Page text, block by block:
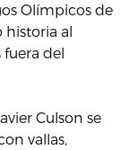
Olímpicos de
historia al
del
Culson se
vallas,